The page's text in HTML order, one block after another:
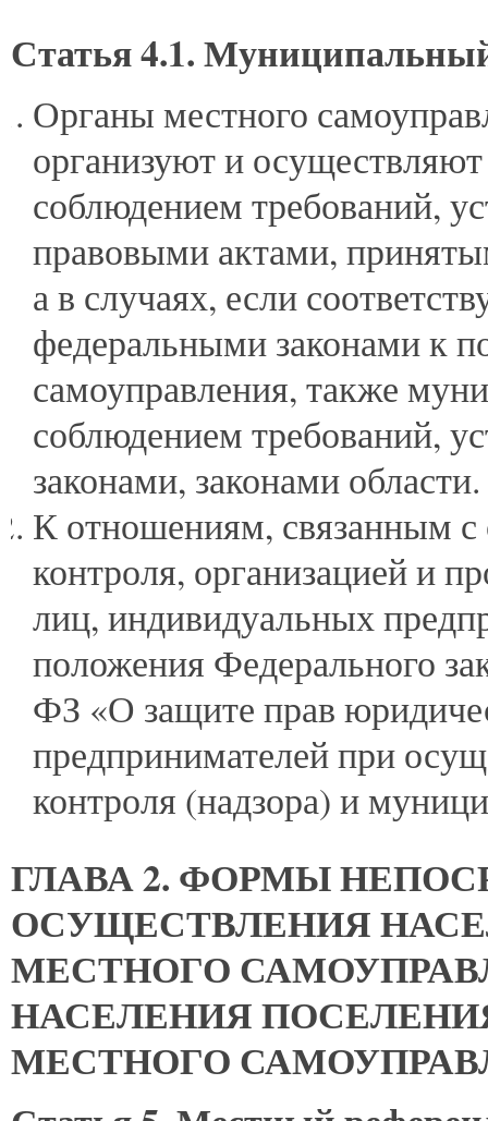
Статья 4.1.
Органы местного
организуют и
соблюдением требований,
правовыми актами,
а в случаях, если
федеральными законами к
самоуправления, также
соблюдением требований,
законами, законами области.
К отношениям, связанным
контроля, организацией и
лиц, индивидуальных
положения Федерального
ФЗ «О защите прав
предпринимателей при
контроля (надзора) и
ГЛАВА 2. ФОРМЫ
ОСУЩЕСТВЛЕНИЯ
МЕСТНОГО
НАСЕЛЕНИЯ
МЕСТНОГО